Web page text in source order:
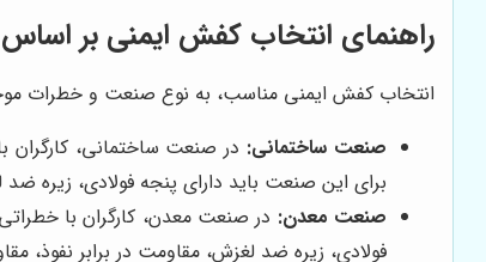
راهنمای انتخاب کفش ایمنی بر
انتخاب کفش ایمنی مناسب، به نوع صنعت و خطرات
صنعت ساختمانی: در صنعت ساختمانی، کارگران
برای این صنعت باید دارای پنجه فولادی، زیره
صنعت معدن: در صنعت معدن، کارگران با
فولادی، زیره ضد لغزش، مقاومت در برابر نفوذ،